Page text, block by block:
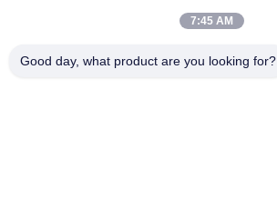
रूम 2205 एंजेल बिल्डिंग 4 रोड बागुआ, शेन्ज़ेन, चीन
7:45 AM
Good day, what product are you looking for?